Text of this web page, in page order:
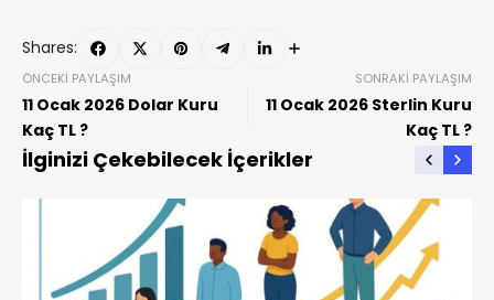
Shares:
ÖNCEKI PAYLAŞIM
11 Ocak 2026 Dolar Kuru
Kaç TL ?
SONRAKI PAYLAŞIM
11 Ocak 2026 Sterlin Kuru
Kaç TL ?
İlginizi Çekebilecek İçerikler